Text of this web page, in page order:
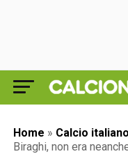
Home » Calcio italiano
Biraghi, non era